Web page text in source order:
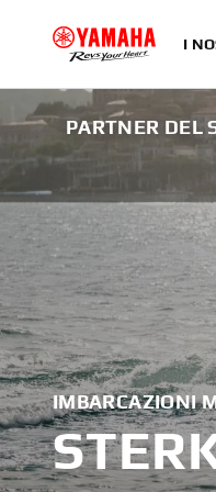
I
PARTNER DEL
IMBARCAZIONI